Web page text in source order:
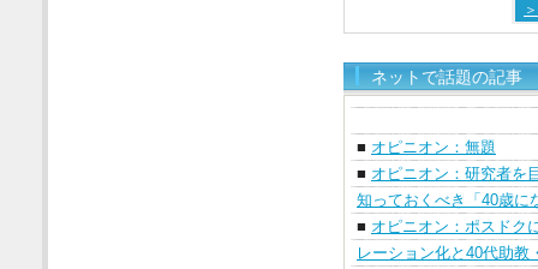
ネットで話題の記事
■ オピニオン：無題
■ オピニオン：研究者を
知っておくべき「40歳に
■ オピニオン：ポスドク
レーション化と40代助教